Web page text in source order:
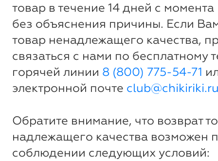
товар в течение 14 дней с
без объяснения причины. Если
товар ненадлежащего качества,
связаться с нами по бесплатному
горячей линии 8 (800) 775-54-71
электронной почте
Обратите внимание, что возврат
надлежащего качества возможен
соблюдении следующих условий: